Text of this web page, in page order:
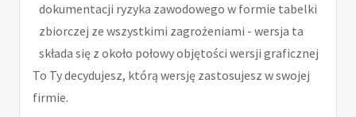
dokumentacji ryzyka zawodowego w formie tabelki
zbiorczej ze wszystkimi zagrożeniami - wersja ta
składa się z około połowy objętości wersji graficznej
To Ty decydujesz, którą wersję zastosujesz w swojej
firmie.